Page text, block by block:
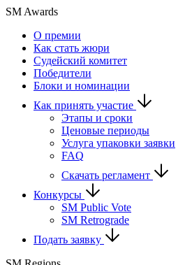
SM Awards
О премии
Как стать жюри
Судейский комитет
Победители
Блоки и номинации
Как принять участие
Этапы и сроки
Ценовые периоды
Услуга упаковки заявки
FAQ
Скачать регламент
Конкурсы
SM Public Vote
SM Retrograde
Подать заявку